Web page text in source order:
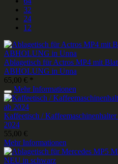
32
24
12
Ablagetisch für Actros MP4 mit
ABHOLUNG in Unna
65,00 € *
Mehr Informationen
Kaffeetisch /
2024
55,00 €
Mehr Informationen